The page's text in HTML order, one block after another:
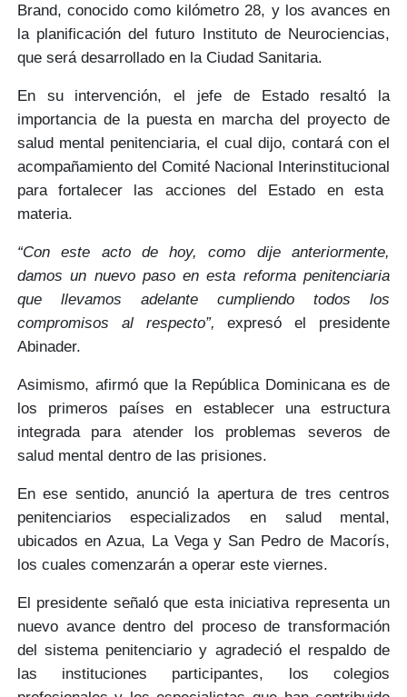
Brand, conocido como kilómetro 28, y los avances en
la planificación del futuro Instituto de Neurociencias,
que será desarrollado en la Ciudad Sanitaria.
En su intervención, el jefe de Estado resaltó la
importancia de la puesta en marcha del proyecto de
salud mental penitenciaria, el cual dijo, contará con el
acompañamiento del Comité Nacional Interinstitucional
para fortalecer las acciones del Estado en esta
materia.
“Con este acto de hoy, como dije anteriormente,
damos un nuevo paso en esta reforma penitenciaria
que llevamos adelante cumpliendo todos los
compromisos al respecto”, expresó el presidente
Abinader.
Asimismo, afirmó que la República Dominicana es de
los primeros países en establecer una estructura
integrada para atender los problemas severos de
salud mental dentro de las prisiones.
En ese sentido, anunció la apertura de tres centros
penitenciarios especializados en salud mental,
ubicados en Azua, La Vega y San Pedro de Macorís,
los cuales comenzarán a operar este viernes.
El presidente señaló que esta iniciativa representa un
nuevo avance dentro del proceso detransformación
del sistema penitenciario y agradeció el respaldo de
las instituciones participantes, los colegios